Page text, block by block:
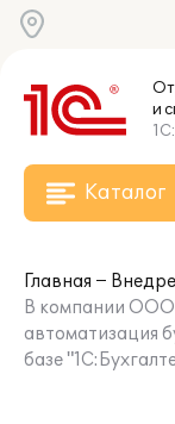
и
Каталог
Главная
В компании ООО
автоматизация
базе